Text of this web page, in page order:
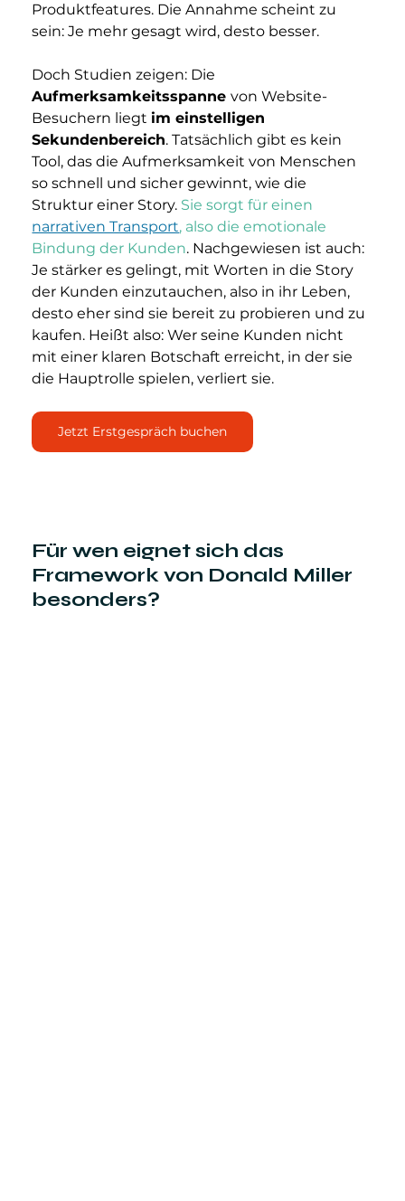
Produktfeatures. Die Annahme scheint zu
sein: Je mehr gesagt wird, desto besser.
Doch Studien zeigen: Die
Aufmerksamkeitsspanne von Website-
Besuchern liegt im einstelligen
Sekundenbereich. Tatsächlich gibt es kein
Tool, das die Aufmerksamkeit von Menschen
so schnell und sicher gewinnt, wie die
Struktur einer Story. Sie sorgt für einen
narrativen Transport, also die emotionale
Bindung der Kunden. Nachgewiesen ist auch:
Je stärker es gelingt, mit Worten in die Story
der Kunden einzutauchen, also in ihr Leben,
desto eher sind sie bereit zu probieren und zu
kaufen. Heißt also: Wer seine Kunden nicht
mit einer klaren Botschaft erreicht, in der sie
die Hauptrolle spielen, verliert sie.
Jetzt Erstgespräch buchen
Für wen eignet sich das
Framework von Donald Miller
besonders?